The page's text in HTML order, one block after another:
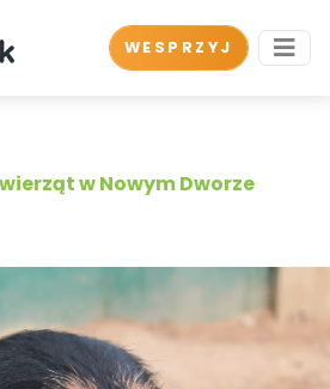
WESPRZYJ
w Nowym Dworze